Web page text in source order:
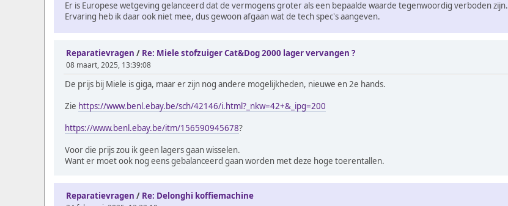
Er is Europese wetgeving gelanceerd dat de vermogens groter als een bepaalde waarde tegenwoordig verboden zijn.
Ervaring heb ik daar ook niet mee, dus gewoon afgaan wat de tech spec's aangeven.
Reparatievragen / Re: Miele stofzuiger Cat&Dog 2000 lager vervangen ?
08 maart, 2025, 13:39:08
De prijs bij Miele is giga, maar er zijn nog andere mogelijkheden, nieuwe en 2e hands.
Zie https://www.benl.ebay.be/sch/42146/i.html?_nkw=42+&_ipg=200
https://www.benl.ebay.be/itm/156590945678?
Voor die prijs zou ik geen lagers gaan wisselen.
Want er moet ook nog eens gebalanceerd gaan worden met deze hoge toerentallen.
Reparatievragen / Re: Delonghi koffiemachine